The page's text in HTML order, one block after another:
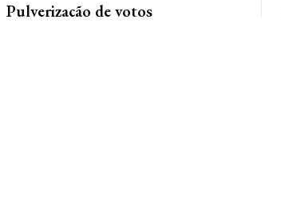
Pulverização de votos